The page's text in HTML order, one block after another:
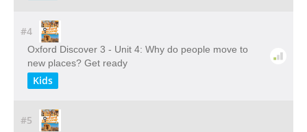
#4
Oxford Discover 3 - Unit 4: Why do people move to
new places? Get ready
Kids
#5